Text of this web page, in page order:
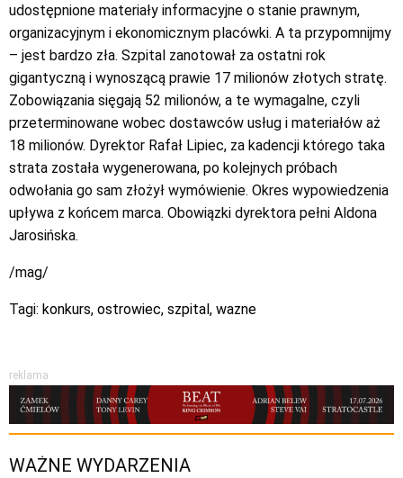
udostępnione materiały informacyjne o stanie prawnym,
organizacyjnym i ekonomicznym placówki. A ta przypomnijmy
– jest bardzo zła. Szpital zanotował za ostatni rok
gigantyczną i wynoszącą prawie 17 milionów złotych stratę.
Zobowiązania sięgają 52 milionów, a te wymagalne, czyli
przeterminowane wobec dostawców usług i materiałów aż
18 milionów. Dyrektor Rafał Lipiec, za kadencji którego taka
strata została wygenerowana, po kolejnych próbach
odwołania go sam złożył wymówienie. Okres wypowiedzenia
upływa z końcem marca. Obowiązki dyrektora pełni Aldona
Jarosińska.
/mag/
Tagi: konkurs, ostrowiec, szpital, wazne
reklama
WAŻNE WYDARZENIA